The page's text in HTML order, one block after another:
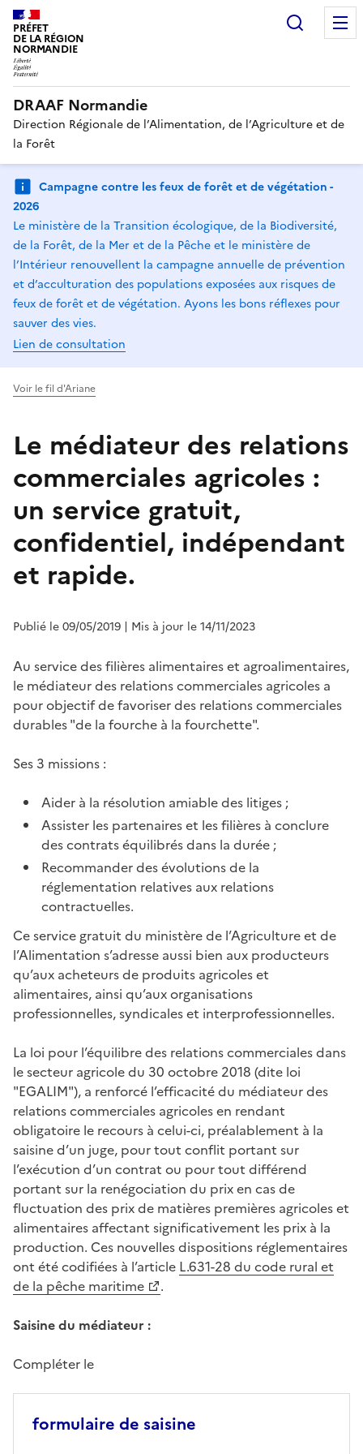
PRÉFET
DE LA RÉGION
NORMANDIE
DRAAF Normandie
Direction Régionale de l’Alimentation, de l’Agriculture et de
la Forêt
Campagne contre les feux de forêt et de végétation -
2026
Le ministère de la Transition écologique, de la Biodiversité,
de la Forêt, de la Mer et de la Pêche et le ministère de
l’Intérieur renouvellent la campagne annuelle de prévention
et d’acculturation des populations exposées aux risques de
feux de forêt et de végétation. Ayons les bons réflexes pour
sauver des vies.
Lien de consultation
Voir le fil d'Ariane
Le médiateur des relations
commerciales agricoles :
un service gratuit,
confidentiel, indépendant
et rapide.
Publié le 09/05/2019 | Mis à jour le 14/11/2023
Au service des filières alimentaires et agroalimentaires,
le médiateur des relations commerciales agricoles a
pour objectif de favoriser des relations commerciales
durables "de la fourche à la fourchette".
Ses 3 missions :
Aider à la résolution amiable des litiges ;
Assister les partenaires et les filières à conclure
des contrats équilibrés dans la durée ;
Recommander des évolutions de la
réglementation relatives aux relations
contractuelles.
Ce service gratuit du ministère de l’Agriculture et de
l’Alimentation s’adresse aussi bien aux producteurs
qu’aux acheteurs de produits agricoles et
alimentaires, ainsi qu’aux organisations
professionnelles, syndicales et interprofessionnelles.
La loi pour l’équilibre des relations commerciales dans
le secteur agricole du 30 octobre 2018 (dite loi
"EGALIM"), a renforcé l’efficacité du médiateur des
relations commerciales agricoles en rendant
obligatoire le recours à celui-ci, préalablement à la
saisine d’un juge, pour tout conflit portant sur
l’exécution d’un contrat ou pour tout différend
portant sur la renégociation du prix en cas de
fluctuation des prix de matières premières agricoles et
alimentaires affectant significativement les prix à la
production. Ces nouvelles dispositions réglementaires
ont été codifiées à l’article L.631-28 du code rural et
de la pêche maritime
.
Saisine du médiateur :
Compléter le
formulaire de saisine